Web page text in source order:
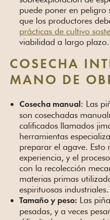
puede poner en
que los productores
prácticas de cultivo
viabilidad a largo plazo.
COSECHA
MANO DE
Cosecha manual : Las
son cosechadas
calificados llamados
herramientas
preparar el agave. Esto
experiencia, y el
con la recolección
materias primas
espirituosas industriales.
Tamaño y peso: Las
pesadas, y a veces